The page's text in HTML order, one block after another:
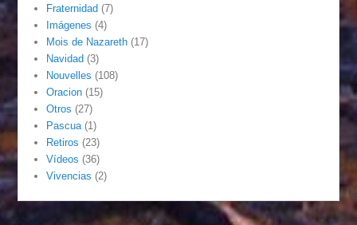
Fraternidad (7)
Imágenes (4)
Mois de Nazareth (17)
Navidad (3)
Nouvelles (108)
Oracion (15)
Otros (27)
Pascua (1)
Retiros (23)
Vídeos (36)
Vivencias (2)